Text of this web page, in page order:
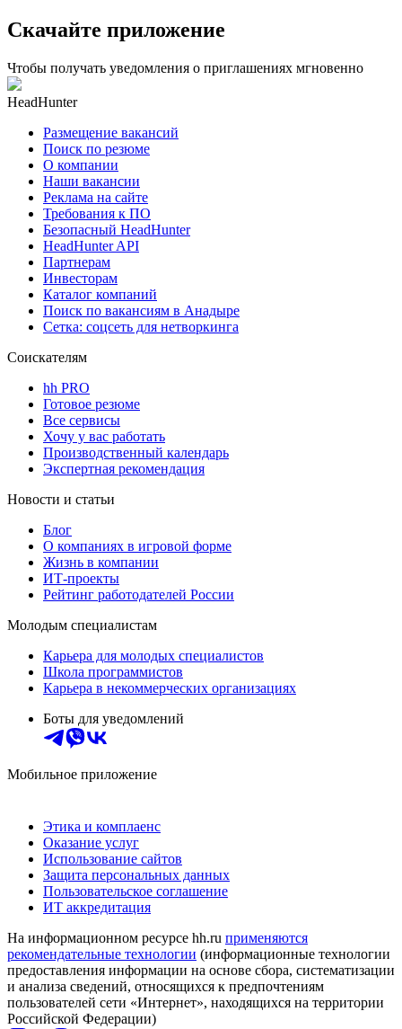
Скачайте приложение
Чтобы получать уведомления о приглашениях мгновенно
HeadHunter
Размещение вакансий
Поиск по резюме
О компании
Наши вакансии
Реклама на сайте
Требования к ПО
Безопасный HeadHunter
HeadHunter API
Партнерам
Инвесторам
Каталог компаний
Поиск по вакансиям в Анадыре
Сетка: соцсеть для нетворкинга
Соискателям
hh PRO
Готовое резюме
Все сервисы
Хочу у вас работать
Производственный календарь
Экспертная рекомендация
Новости и статьи
Блог
О компаниях в игровой форме
Жизнь в компании
ИТ-проекты
Рейтинг работодателей России
Молодым специалистам
Карьера для молодых специалистов
Школа программистов
Карьера в некоммерческих организациях
Боты для уведомлений
Мобильное приложение
Этика и комплаенс
Оказание услуг
Использование сайтов
Защита персональных данных
Пользовательское соглашение
ИТ аккредитация
На информационном ресурсе hh.ru применяются
рекомендательные технологии (информационные технологии
предоставления информации на основе сбора, систематизации
и анализа сведений, относящихся к предпочтениям
пользователей сети «Интернет», находящихся на территории
Российской Федерации)